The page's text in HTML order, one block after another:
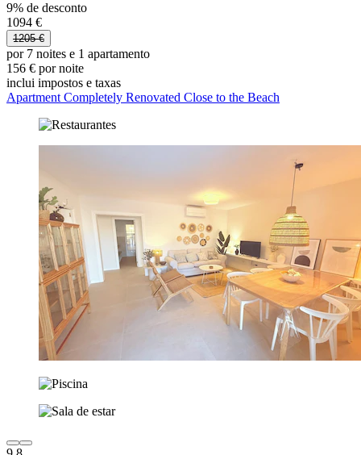
9% de desconto
1094 €
1205 €
por 7 noites e 1 apartamento
156 € por noite
inclui impostos e taxas
Apartment Completely Renovated Close to the Beach